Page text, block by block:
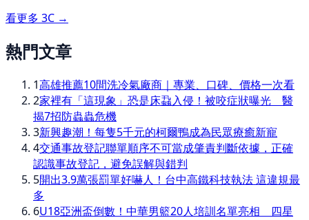
看更多 3C →
熱門文章
1高雄推薦10間洗冷氣廠商｜專業、口碑、價格一次看
2家裡有「這現象」恐是床蝨入侵！被咬症狀曝光 醫
揭7招防蟲蟲危機
3新興趣潮！每隻5千元的柯爾鴨成為民眾療癒新寵
4交通事故登記聯單順序不可當成肇責判斷依據，正確
認識事故登記，避免誤解與錯判
5開出3.9萬張罰單好嚇人！台中高鐵科技執法 這違規最
多
6U18亞洲盃倒數！中華男籃20人培訓名單亮相 四星